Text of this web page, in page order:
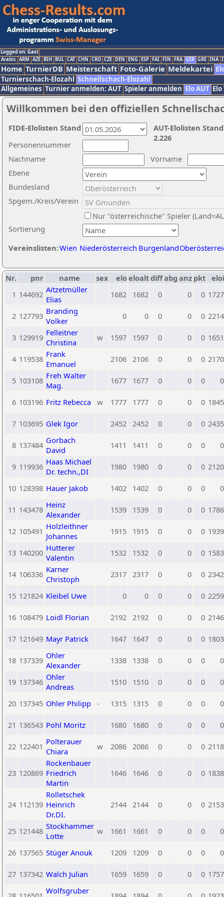
Logged on: Gast
Arabic ARM AZE BIH BUL CAT CHN CRO CZE DEN ENG ESP FAI FIN FRA GER GRE INA
Home TurnierDB Meisterschaft Foto-Galerie Meldekartei
Turnierschach-Elozahl Schnellschach-Elozahl
Allgemeines Turnier anmelden: AUT Spieler anmelden Elo AUT
Willkommen bei den offiziellen
Nachname
Vorname
Ebene
Sortierung
Personennummer
Bundesland
Spgem./Kreis/Verein
Nur "österreichische" Spieler
Vereinslisten:Wien Niederösterreich Burgenland
AUT-Elolisten
2.226
FIDE-Elolisten Stand
Nr. pnr name sex eloeloaltdiffabg anz pkt eloi
1 144692 Aitzetmüller
Elias
1682 1682 0 0 0 1727
2 127793 Branding
Volker
0 0 0 0 0 2214
3 129919 Felleitner
Christina
w 1597 1597 0 0 0 1651
4 119538 Frank
Emanuel
2106 2106 0 0 0 2170
5 103108 Freh Walter
Mag.
1677 1677 0 0 0 0
6 103196 Fritz Rebecca w 1777 1777 0 0 0 1845
7 103695 Glek Igor 2452 2452 0 0 0 2435
8 137484 Gorbach
David
1411 1411 0 0 0 0
9 119936 Haas Michael
Dr. techn.,DI
1980 1980 0 0 0 2120
10 128398 Hauer Jakob 1402 1402 0 0 0 0
11 143478 Heinz
Alexander
1539 1539 0 0 0 1786
12 105491 Holzleithner
Johannes
1915 1915 0 0 0 1939
13 140200 Hutterer
Valentin
1532 1532 0 0 0 1583
14 106336 Karner
Christoph
2317 2317 0 0 0 2342
15 121824 Kleibel Uwe 0 0 0 0 0 2259
16 108479 Loidl Florian 2192 2192 0 0 0 2146
17 121649 Mayr Patrick 1647 1647 0 0 0 1803
18 137339 Ohler
Alexander
1338 1338 0 0 0 0
19 137346 Ohler
Andreas
1510 1510 0 0 0 0
20 137345 Ohler Philipp - 1315 1315 0 0 0 0
21 136543 Pohl Moritz 1680 1680 0 0 0 0
22 122401 Polterauer
Chiara
w 2086 2086 0 0 0 2118
23 120869
Rockenbauer
Friedrich
Martin
1646 1646 0 0 0 1838
24 112139
Rolletschek
Heinrich
Dr.DI.
2144 2144 0 0 0 2153
25 121448 Stockhammer
Lotte
w 1661 1661 0 0 0 0
26 137565 Stüger Anouk 1209 1209 0 0 0 0
27 137342 Walch Julian 1659 1659 0 0 0 1757
Wolfsgruber